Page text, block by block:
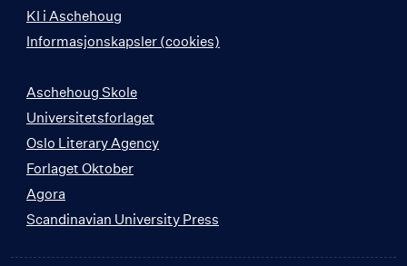
KI i Aschehoug
Informasjonskapsler (cookies)
Aschehoug Skole
Universitetsforlaget
Oslo Literary Agency
Forlaget Oktober
Agora
Scandinavian University Press